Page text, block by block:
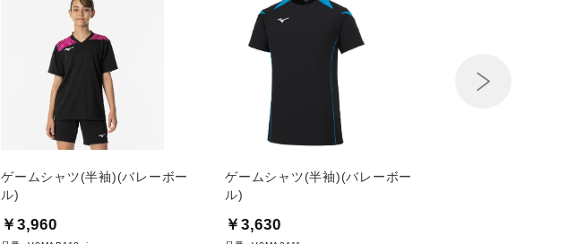
ゲームシャツ(半袖)(バレーボー
ル)
￥3,960
ゲームシャツ(半袖)(バレーボー
ル)
￥3,630